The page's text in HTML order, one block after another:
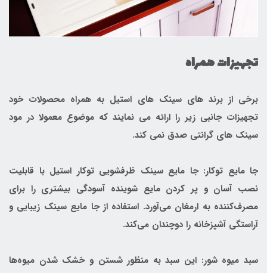
تجهیزات همراه
برخی از برند های سینک های استیل به همراه محصولات خود
تجهیزات جانبی زیر را ارائه می نمایند که موضوع معمولا در مود
سینک های گرانتی صدق نمی کند.
جا مایع توکار: جا مایع سینک ظرفشویی توکار استیل با قابلیت
نصب آسان و پر کردن مایع شوینده آسودگی بیشتری را برای
مصرف‌کننده به ارمغان می‌آورد. استفاده از جا مایع سینک زیبایی و
آراستگی آشپزخانه را دوچندان می‌کند.
سبد میوه شور: این سبد به منظور شستن و خشک شدن میوه‌ها